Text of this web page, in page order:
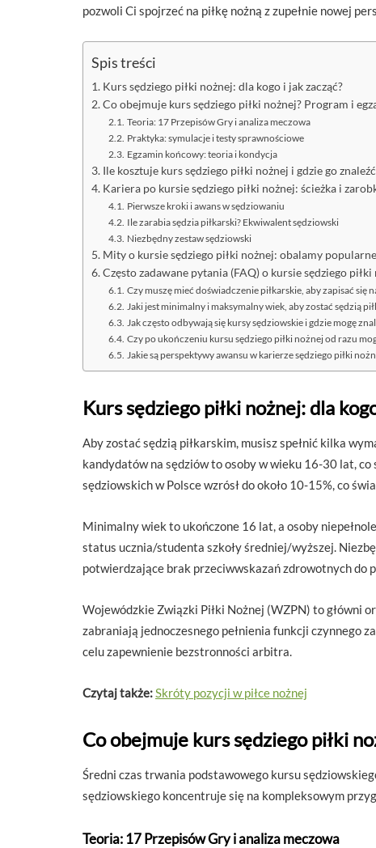
pozwoli Ci spojrzeć na piłkę nożną z zupełnie nowej
Spis treści
Kurs sędziego piłki nożnej: dla kogo i jak zacząć?
Co obejmuje kurs sędziego piłki nożnej? Program i
Teoria: 17 Przepisów Gry i analiza meczowa
Praktyka: symulacje i testy sprawnościowe
Egzamin końcowy: teoria i kondycja
Ile kosztuje kurs sędziego piłki nożnej i gdzie go
Kariera po kursie sędziego piłki nożnej: ścieżka i
Pierwsze kroki i awans w sędziowaniu
Ile zarabia sędzia piłkarski? Ekwiwalent sędziowski
Niezbędny zestaw sędziowski
Mity o kursie sędziego piłki nożnej: obalamy
Często zadawane pytania (FAQ) o kursie sędziego piłki
Czy muszę mieć doświadczenie piłkarskie, aby zapisać się
Jaki jest minimalny i maksymalny wiek, aby zostać sędzią
Jak często odbywają się kursy sędziowskie i gdzie mogę
Czy po ukończeniu kursu sędziego piłki nożnej od razu
Jakie są perspektywy awansu w karierze sędziego piłki
Kurs sędziego piłki nożnej: dla
Aby zostać sędzią piłkarskim, musisz spełnić kilka
kandydatów na sędziów to osoby w wieku 16-30 lat,
sędziowskich w Polsce wzrósł do około 10-15%, co
Minimalny wiek to ukończone 16 lat, a osoby
status ucznia/studenta szkoły średniej/wyższej.
potwierdzające brak przeciwwskazań zdrowotnych do
Wojewódzkie Związki Piłki Nożnej (WZPN) to główni
zabraniają jednoczesnego pełnienia funkcji czynnego
celu zapewnienie bezstronności arbitra.
Czytaj także:Skróty pozycji w piłce nożnej
Co obejmuje kurs sędziego piłki
Średni czas trwania podstawowego kursu
sędziowskiego koncentruje się na kompleksowym
Teoria: 17 Przepisów Gry i analiza meczowa